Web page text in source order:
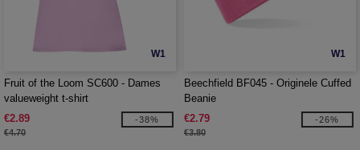
W1
Fruit of the Loom SC600 - Dames
valueweight t-shirt
€2.89
€4.70
-38%
W1
Beechfield BF045 - Originele Cuffed
Beanie
€2.79
€3.80
-26%